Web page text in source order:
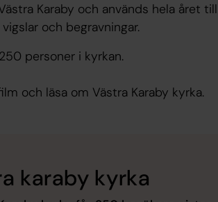
Karaby och används hela året
och begravningar.
personer i kyrkan.
och läsa om Västra Karaby kyrka.
karaby kyrka